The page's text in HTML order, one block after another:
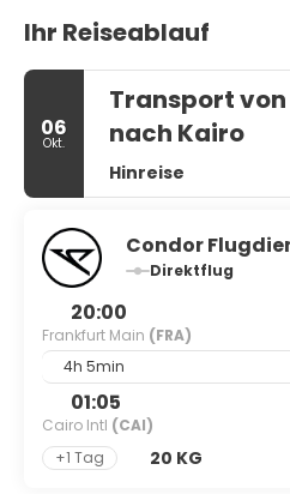
Ihr Reiseablauf
06
Okt.
Transport
nach Kairo
Hinreise
Condor
Direktflug
20:00
Frankfurt Main (FRA)
4h 5min
01:05
Cairo Intl (CAI)
+1 Tag
20 KG